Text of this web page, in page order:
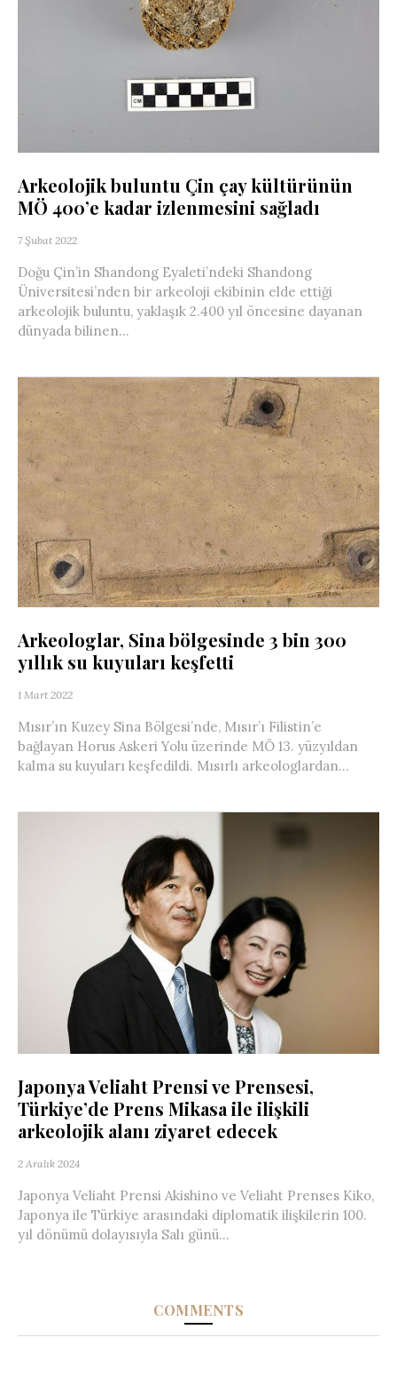
Arkeolojik buluntu Çin çay kültürünün
MÖ 400’e kadar izlenmesini sağladı
7 Şubat 2022
Doğu Çin’in Shandong Eyaleti’ndeki Shandong
Üniversitesi’nden bir arkeoloji ekibinin elde ettiği
arkeolojik buluntu, yaklaşık 2.400 yıl öncesine dayanan
dünyada bilinen...
Arkeologlar, Sina bölgesinde 3 bin 300
yıllık su kuyuları keşfetti
1 Mart 2022
Mısır’ın Kuzey Sina Bölgesi’nde, Mısır’ı Filistin’e
bağlayan Horus Askeri Yolu üzerinde MÖ 13. yüzyıldan
kalma su kuyuları keşfedildi. Mısırlı arkeologlardan...
Japonya Veliaht Prensi ve Prensesi,
Türkiye’de Prens Mikasa ile ilişkili
arkeolojik alanı ziyaret edecek
2 Aralık 2024
Japonya Veliaht Prensi Akishino ve Veliaht Prenses Kiko,
Japonya ile Türkiye arasındaki diplomatik ilişkilerin 100.
yıl dönümü dolayısıyla Salı günü...
COMMENTS